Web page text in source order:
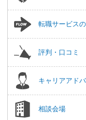
転職サービス
評判・口コミ
キャリアアド
相談会場